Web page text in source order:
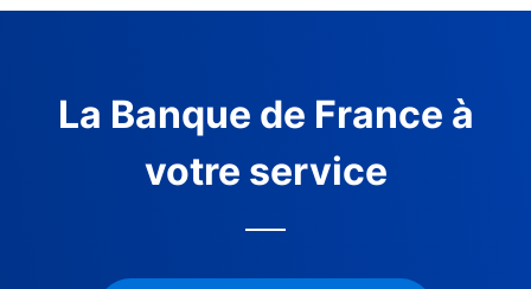
La Banque de France à
votre service